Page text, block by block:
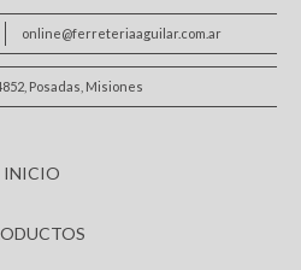
online@ferreteriaaguilar.com.ar
Posadas, Misiones
INICIO